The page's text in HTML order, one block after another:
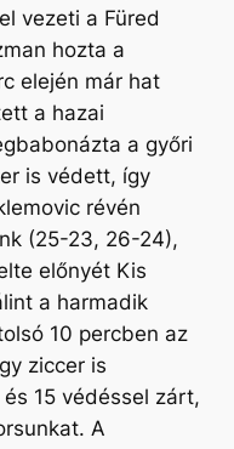
vezeti a Füred
hozta a
elején már hat
a hazai
a győri
is védett, így
révén
(25-23, 26-24),
előnyét Kis
a harmadik
10 percben az
ziccer is
15 védéssel zárt,
A